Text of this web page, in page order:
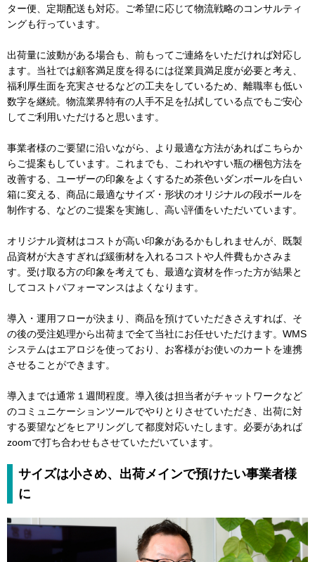
ター便、定期配送も対応。ご希望に応じて物流戦略のコンサルティ
ングも行っています。
出荷量に波動がある場合も、前もってご連絡をいただければ対応し
ます。当社では顧客満足度を得るには従業員満足度が必要と考え、
福利厚生面を充実させるなどの工夫をしているため、離職率も低い
数字を継続。物流業界特有の人手不足を払拭している点でもご安心
してご利用いただけると思います。
事業者様のご要望に沿いながら、より最適な方法があればこちらか
らご提案もしています。これまでも、こわれやすい瓶の梱包方法を
改善する、ユーザーの印象をよくするため茶色いダンボールを白い
箱に変える、商品に最適なサイズ・形状のオリジナルの段ボールを
制作する、などのご提案を実施し、高い評価をいただいています。
オリジナル資材はコストが高い印象があるかもしれませんが、既製
品資材が大きすぎれば緩衝材を入れるコストや人件費もかさみま
す。受け取る方の印象を考えても、最適な資材を作った方が結果と
してコストパフォーマンスはよくなります。
導入・運用フローが決まり、商品を預けていただきさえすれば、そ
の後の受注処理から出荷まで全て当社にお任せいただけます。WMS
システムはエアロジを使っており、お客様がお使いのカートを連携
させることができます。
導入までは通常１週間程度。導入後は担当者がチャットワークなど
のコミュニケーションツールでやりとりさせていただき、出荷に対
する要望などをヒアリングして都度対応いたします。必要があれば
zoomで打ち合わせもさせていただいています。
サイズは小さめ、出荷メインで預けたい事業者様
に